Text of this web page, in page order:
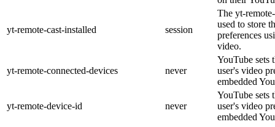
yt-remote-cast-installed session
The yt-
used to store
preferences
video.
yt-remote-connected-devices never
YouTube sets
user's video
embedded
yt-remote-device-id never
YouTube sets
user's video
embedded